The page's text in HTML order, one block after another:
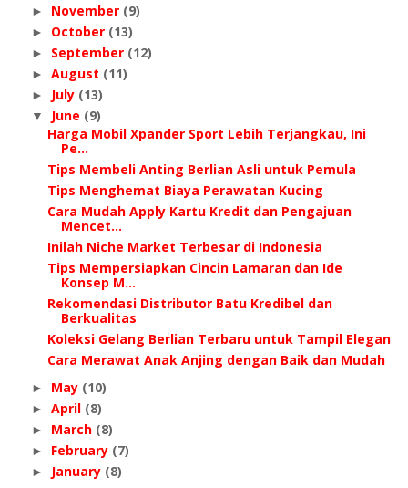
► November (9)
► October (13)
► September (12)
► August (11)
► July (13)
▼ June (9)
Harga Mobil Xpander Sport Lebih Terjangkau, Ini
Pe...
Tips Membeli Anting Berlian Asli untuk Pemula
Tips Menghemat Biaya Perawatan Kucing
Cara Mudah Apply Kartu Kredit dan Pengajuan
Mencet...
Inilah Niche Market Terbesar di Indonesia
Tips Mempersiapkan Cincin Lamaran dan Ide
Konsep M...
Rekomendasi Distributor Batu Kredibel dan
Berkualitas
Koleksi Gelang Berlian Terbaru untuk Tampil Elegan
Cara Merawat Anak Anjing dengan Baik dan Mudah
► May (10)
► April (8)
► March (8)
► February (7)
► January (8)